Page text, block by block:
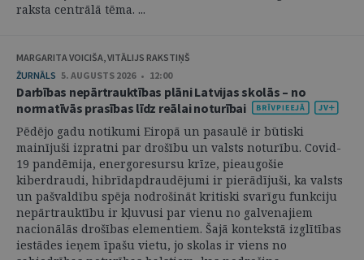
raksta centrālā tēma. ...
MARGARITA VOICIŠA, VITĀLIJS RAKSTIŅŠ
ŽURNĀLS 5. AUGUSTS 2026 • 12:00
Darbības nepārtrauktības plāni Latvijas skolās – no
normatīvās prasības līdz reālai noturībai
Pēdējo gadu notikumi Eiropā un pasaulē ir būtiski
mainījuši izpratni par drošību un valsts noturību. Covid-
19 pandēmija, energoresursu krīze, pieaugošie
kiberdraudi, hibrīdapdraudējumi ir pierādījuši, ka valsts
un pašvaldību spēja nodrošināt kritiski svarīgu funkciju
nepārtrauktību ir kļuvusi par vienu no galvenajiem
nacionālās drošības elementiem. Šajā kontekstā izglītības
iestādes ieņem īpašu vietu, jo skolas ir viens no